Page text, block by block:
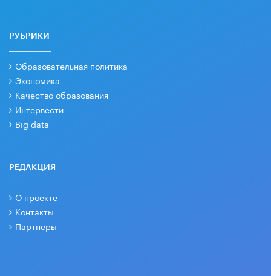
РУБРИКИ
Образовательная политика
Экономика
Качество образования
Интервести
Big data
РЕДАКЦИЯ
О проекте
Контакты
Партнеры